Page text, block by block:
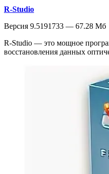
R-Studio
Версия 9.5191733 — 67.28 Мб
R-Studio — это мощное
восстановления данных